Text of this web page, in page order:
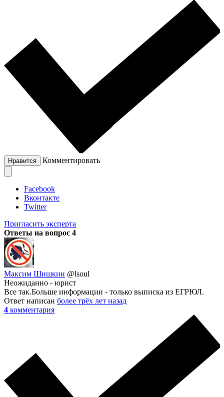
Нравится Комментировать
Facebook
Вконтакте
Twitter
Пригласить эксперта
Ответы на вопрос 4
Максим Шишкин @lsoul
Неожиданно - юрист
Все так.Больше информации - только выписка из ЕГРЮЛ.
Ответ написан более трёх лет назад
4 комментария